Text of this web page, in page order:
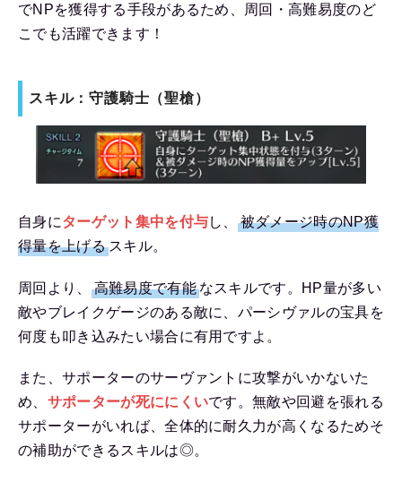
でNPを獲得する手段があるため、周回・高難易度のど
こでも活躍できます！
スキル：守護騎士（聖槍）
自身にターゲット集中を付与し、
被ダメージ時のNP獲
得量を上げるスキル。
周回より、 高難易度で有能なスキルです。HP量が多い
敵やブレイクゲージのある敵に、パーシヴァルの宝具を
何度も叩き込みたい場合に有用ですよ。
また、サポーターのサーヴァントに攻撃がいかないた
め、 サポーターが死ににくいです。無敵や回避を張れる
サポーターがいれば、全体的に耐久力が高くなるためそ
の補助ができるスキルは◎。